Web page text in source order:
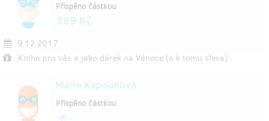
9.12.2017
Kniha pro vás a jako dárek na Vánoce (a k tomu sleva)
Přispěno částkou
789 Kč
Marie Kapounová
Přispěno částkou